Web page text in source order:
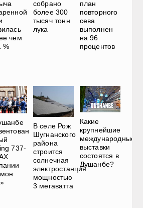
чем
%
собрано
более 300
тысяч тонн
лука
план
повторного
сева
выполнен
на 96
процентов
737-
В селе Рож
Шугнанского
района
строится
солнечная
электростанция
мощностью
3 мегаватта
Какие
крупнейшие
международные
выставки
состоятся в
Душанбе?